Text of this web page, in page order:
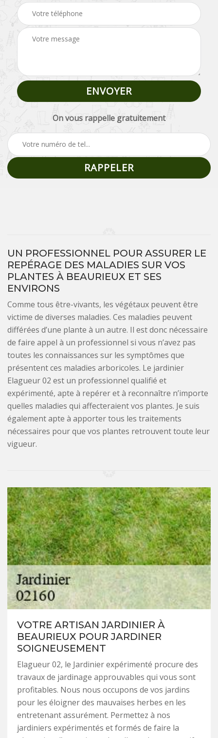
On vous rappelle gratuitement
UN PROFESSIONNEL POUR ASSURER LE
REPÉRAGE DES MALADIES SUR VOS
PLANTES À BEAURIEUX ET SES
ENVIRONS
Comme tous être-vivants, les végétaux peuvent être
victime de diverses maladies. Ces maladies peuvent
différées d’une plante à un autre. Il est donc nécessaire
de faire appel à un professionnel si vous n’avez pas
toutes les connaissances sur les symptômes que
présentent ces maladies arboricoles. Le jardinier
Elagueur 02 est un professionnel qualifié et
expérimenté, apte à repérer et à reconnaître n’importe
quelles maladies qui affecteraient vos plantes. Je suis
également apte à apporter tous les traitements
nécessaires pour que vos plantes retrouvent toute leur
vigueur.
VOTRE ARTISAN JARDINIER À
BEAURIEUX POUR JARDINER
SOIGNEUSEMENT
Elagueur 02, le Jardinier expérimenté procure des
travaux de jardinage approuvables qui vous sont
profitables. Nous nous occupons de vos jardins
pour les éloigner des mauvaises herbes en les
entretenant assurément. Permettez à nos
jardiniers expérimentés et formés de faire la